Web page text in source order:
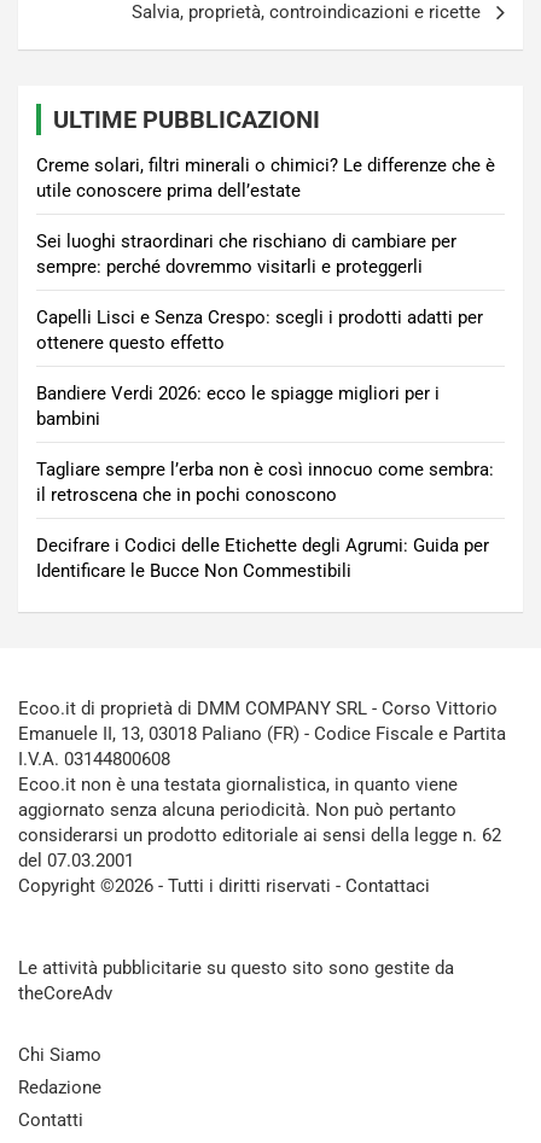
Salvia, proprietà, controindicazioni e ricette
ULTIME PUBBLICAZIONI
Creme solari, filtri minerali o chimici? Le differenze che è
utile conoscere prima dell’estate
Sei luoghi straordinari che rischiano di cambiare per
sempre: perché dovremmo visitarli e proteggerli
Capelli Lisci e Senza Crespo: scegli i prodotti adatti per
ottenere questo effetto
Bandiere Verdi 2026: ecco le spiagge migliori per i
bambini
Tagliare sempre l’erba non è così innocuo come sembra:
il retroscena che in pochi conoscono
Decifrare i Codici delle Etichette degli Agrumi: Guida per
Identificare le Bucce Non Commestibili
Ecoo.it di proprietà di DMM COMPANY SRL - Corso Vittorio
Emanuele II, 13, 03018 Paliano (FR) - Codice Fiscale e Partita
I.V.A. 03144800608
Ecoo.it non è una testata giornalistica, in quanto viene
aggiornato senza alcuna periodicità. Non può pertanto
considerarsi un prodotto editoriale ai sensi della legge n. 62
del 07.03.2001
Copyright ©2026 - Tutti i diritti riservati - Contattaci
Le attività pubblicitarie su questo sito sono gestite da
theCoreAdv
Chi Siamo
Redazione
Contatti